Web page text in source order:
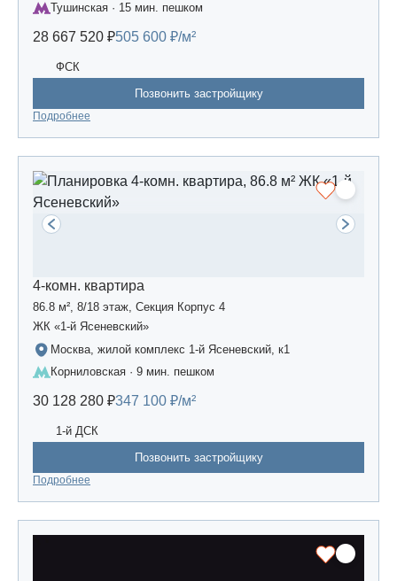
Тушинская · 15 мин. пешком
28 667 520 ₽505 600 ₽/м²
ФСК
Позвонить застройщику
Подробнее
4-комн. квартира
86.8 м², 8/18 этаж, Секция Корпус 4
ЖК «1-й Ясеневский»
Москва, жилой комплекс 1-й Ясеневский, к1
Корниловская · 9 мин. пешком
30 128 280 ₽347 100 ₽/м²
1-й ДСК
Позвонить застройщику
Подробнее